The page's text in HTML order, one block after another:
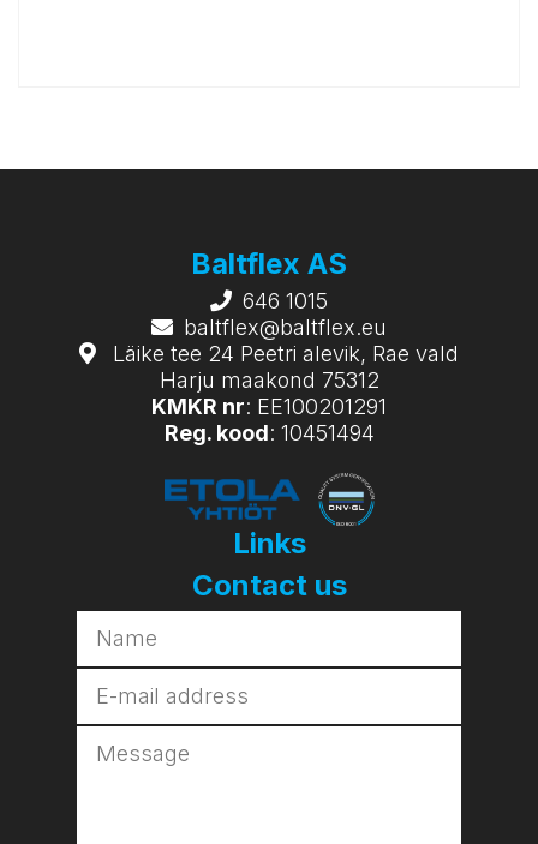
Baltflex AS
646 1015
baltflex@baltflex.eu
Läike tee 24 Peetri alevik, Rae vald
Harju maakond 75312
KMKR nr: EE100201291
Reg. kood: 10451494
Links
Contact us